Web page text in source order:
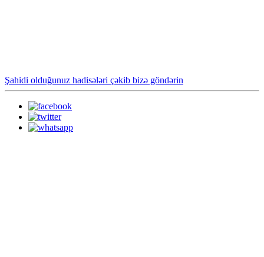
Şahidi olduğunuz hadisələri çəkib bizə göndərin